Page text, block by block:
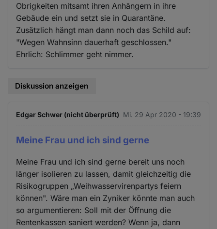
Obrigkeiten mitsamt ihren Anhängern in ihre
Gebäude ein und setzt sie in Quarantäne.
Zusätzlich hängt man dann noch das Schild auf:
"Wegen Wahnsinn dauerhaft geschlossen."
Ehrlich: Schlimmer geht nimmer.
Diskussion anzeigen
Edgar Schwer (nicht überprüft) Mi. 29 Apr 2020 - 19:39
Meine Frau und ich sind gerne
Meine Frau und ich sind gerne bereit uns noch
länger isolieren zu lassen, damit gleichzeitig die
Risikogruppen „Weihwasservirenpartys feiern
können". Wäre man ein Zyniker könnte man auch
so argumentieren: Soll mit der Öffnung die
Rentenkassen saniert werden? Wenn ja, dann